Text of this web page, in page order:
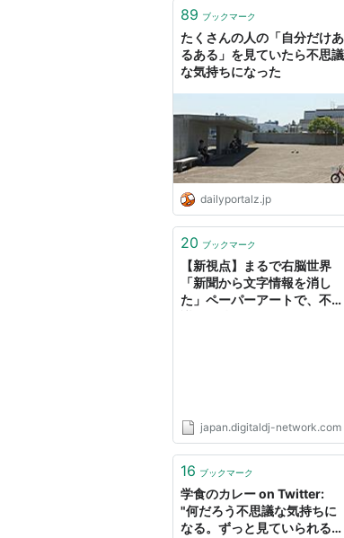
89 ブックマーク
たくさんの人の「自分だけあ
るある」を見ていたら不思議
な気持ちになった
dailyportalz.jp
20 ブックマーク
【新視点】まるで右脳世界
「新聞から文字情報を消し
た」ペーパーアートで、不思
japan.digitaldj-network.com
16 ブックマーク
学食のカレー on Twitter:
"何だろう不思議な気持ちに
なる。ずっと見ていられる。